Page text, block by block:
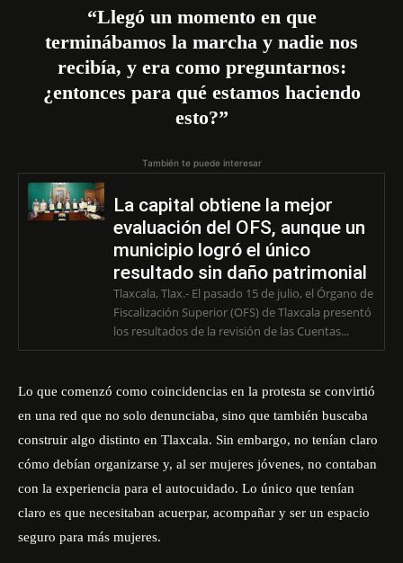
“Llegó un momento en que
terminábamos la marcha y nadie nos
recibía, y era como preguntarnos:
¿entonces para qué estamos haciendo
esto?”
También te puede interesar
La capital obtiene la mejor
evaluación del OFS, aunque un
municipio logró el único
resultado sin daño patrimonial
Tlaxcala, Tlax.- El pasado 15 de julio, el Órgano de
Fiscalización Superior (OFS) de Tlaxcala presentó
los resultados de la revisión de las Cuentas...
Lo que comenzó como coincidencias en la protesta se convirtió
en una red que no solo denunciaba, sino que también buscaba
construir algo distinto en Tlaxcala. Sin embargo, no tenían claro
cómo debían organizarse y, al ser mujeres jóvenes, no contaban
con la experiencia para el autocuidado. Lo único que tenían
claro es que necesitaban acuerpar, acompañar y ser un espacio
seguro para más mujeres.